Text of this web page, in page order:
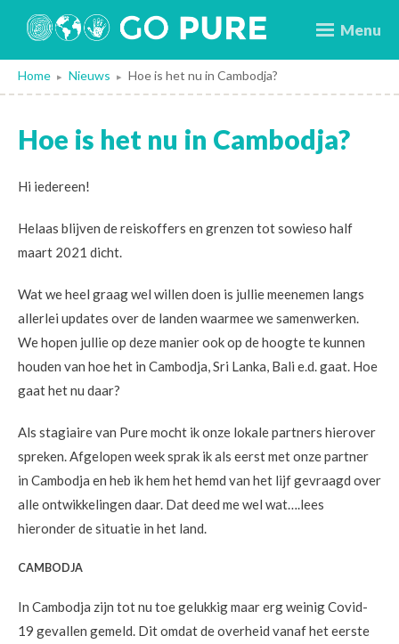
Menu
Home ▸ Nieuws ▸ Hoe is het nu in Cambodja?
Hoe is het nu in Cambodja?
Hi iedereen!
Helaas blijven de reiskoffers en grenzen tot sowieso half
maart 2021 dicht.
Wat we heel graag wel willen doen is jullie meenemen langs
allerlei updates over de landen waarmee we samenwerken.
We hopen jullie op deze manier ook op de hoogte te kunnen
houden van hoe het in Cambodja, Sri Lanka, Bali e.d. gaat. Hoe
gaat het nu daar?
Als stagiaire van Pure mocht ik onze lokale partners hierover
spreken. Afgelopen week sprak ik als eerst met onze partner
in Cambodja en heb ik hem het hemd van het lijf gevraagd over
alle ontwikkelingen daar. Dat deed me wel wat….lees
hieronder de situatie in het land.
CAMBODJA
In Cambodja zijn tot nu toe gelukkig maar erg weinig Covid-
19 gevallen gemeld. Dit omdat de overheid vanaf het eerste